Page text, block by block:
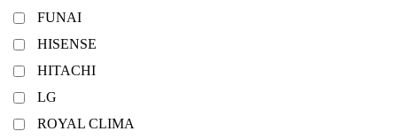
FUNAI
HISENSE
HITACHI
LG
ROYAL CLIMA